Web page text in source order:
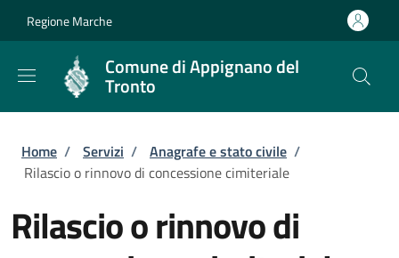
Regione Marche
Comune di Appignano del
Tronto
Briciole di pane
Home / Servizi / Anagrafe e stato civile /
Rilascio o rinnovo di concessione cimiteriale
Rilascio o rinnovo di